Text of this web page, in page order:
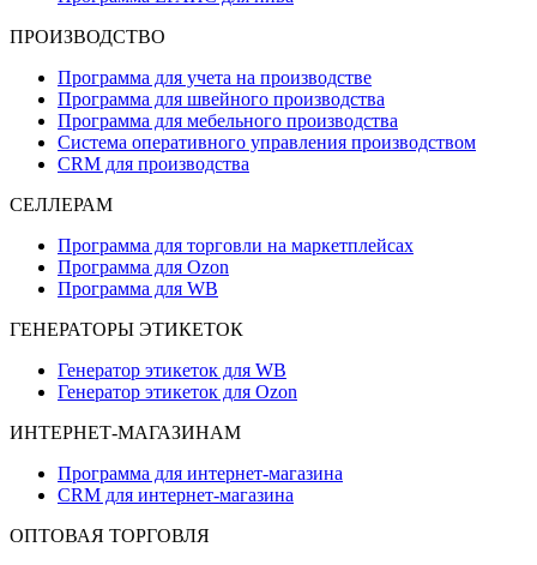
ПРОИЗВОДСТВО
Программа для учета на производстве
Программа для швейного производства
Программа для мебельного производства
Система оперативного управления производством
CRM для производства
СЕЛЛЕРАМ
Программа для торговли на маркетплейсах
Программа для Ozon
Программа для WB
ГЕНЕРАТОРЫ ЭТИКЕТОК
Генератор этикеток для WB
Генератор этикеток для Ozon
ИНТЕРНЕТ-МАГАЗИНАМ
Программа для интернет-магазина
CRM для интернет-магазина
ОПТОВАЯ ТОРГОВЛЯ